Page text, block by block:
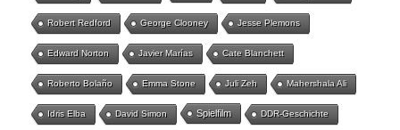
Robert Redford George Clooney Jesse Plemons
Edward Norton Javier Marías Cate Blanchett
Roberto Bolaño Emma Stone Juli Zeh Mahershala Ali
Idris Elba David Simon Spielfilm DDR-Geschichte